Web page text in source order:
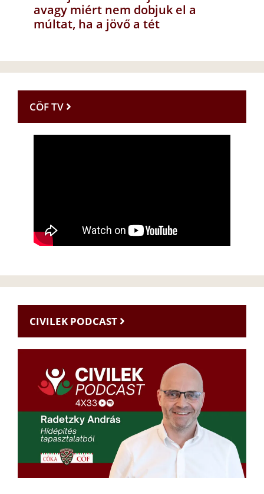
avagy miért nem dobjuk el a
múltat, ha a jövő a tét
CÖF TV
CIVILEK PODCAST